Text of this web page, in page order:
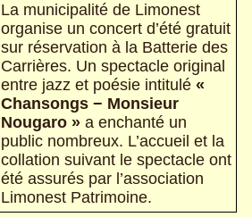
La municipalité de Limonest
organise un concert d’été gratuit
sur réservation à la Batterie des
Carrières. Un spectacle original
entre jazz et poésie intitulé «
Chansongs − Monsieur
Nougaro » a enchanté un
public nombreux. L’accueil et la
collation suivant le spectacle ont
été assurés par l’association
Limonest Patrimoine.